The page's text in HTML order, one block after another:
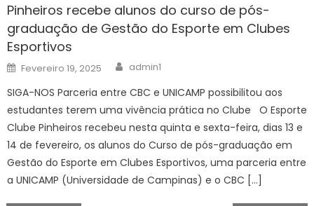
Pinheiros recebe alunos do curso de pós-
graduação de Gestão do Esporte em Clubes
Esportivos
Posted
on
Fevereiro 19, 2025 Author
admin1
SIGA-NOS Parceria entre CBC e UNICAMP possibilitou aos
estudantes terem uma vivência prática no Clube O Esporte
Clube Pinheiros recebeu nesta quinta e sexta-feira, dias 13 e
14 de fevereiro, os alunos do Curso de pós-graduação em
Gestão do Esporte em Clubes Esportivos, uma parceria entre
a UNICAMP (Universidade de Campinas) e o CBC […]